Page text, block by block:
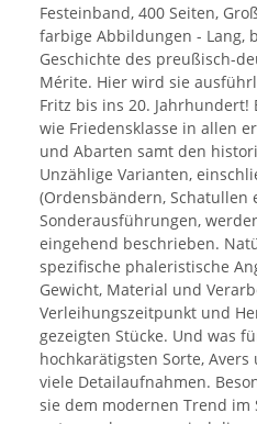
Festeinband, 400 Seiten,
farbige Abbildungen - Lang,
Geschichte des preußisch-
Mérite. Hier wird sie
Fritz bis ins 20.
wie Friedensklasse in allen
und Abarten samt den
Unzählige Varianten,
(Ordensbändern, Schatullen
Sonderausführungen,
eingehend beschrieben.
spezifische phaleristische
Gewicht, Material und
Verleihungszeitpunkt und
gezeigten Stücke. Und was
hochkarätigsten Sorte,
viele Detailaufnahmen.
sie dem modernen Trend im